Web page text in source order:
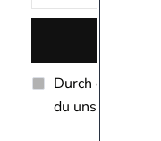
Durch das
du unseren